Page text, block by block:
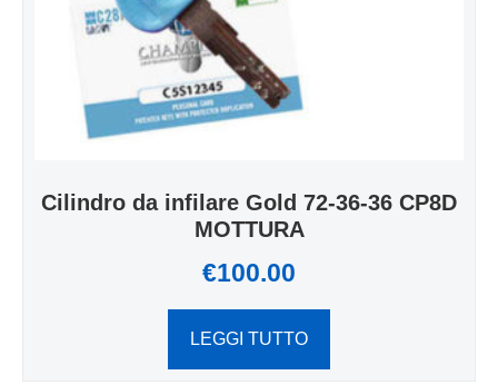
Cilindro da infilare Gold 72-36-36 CP8D
MOTTURA
€100.00
LEGGI TUTTO